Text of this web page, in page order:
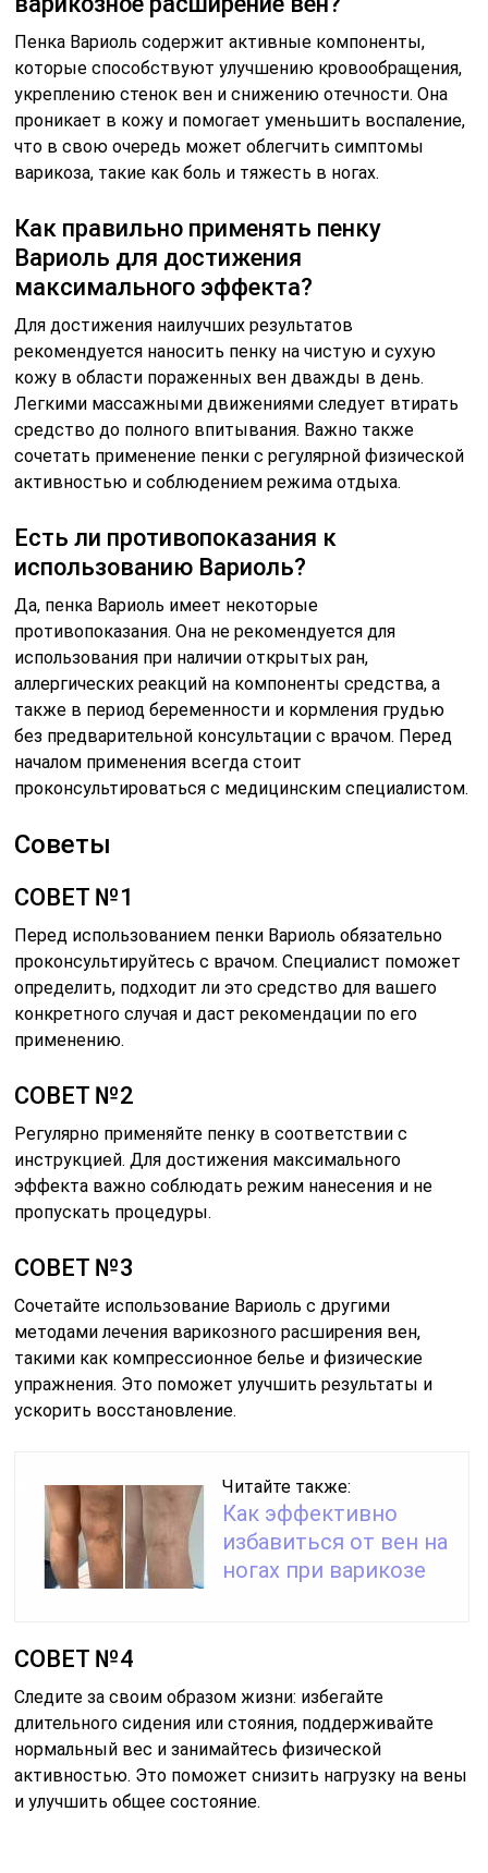
Пенка Вариоль содержит активные компоненты,
которые способствуют улучшению кровообращения,
укреплению стенок вен и снижению отечности. Она
проникает в кожу и помогает уменьшить воспаление,
что в свою очередь может облегчить симптомы
варикоза, такие как боль и тяжесть в ногах.
Как правильно применять пенку
Вариоль для достижения
максимального эффекта?
Для достижения наилучших результатов
рекомендуется наносить пенку на чистую и сухую
кожу в области пораженных вен дважды в день.
Легкими массажными движениями следует втирать
средство до полного впитывания. Важно также
сочетать применение пенки с регулярной физической
активностью и соблюдением режима отдыха.
Есть ли противопоказания к
использованию Вариоль?
Да, пенка Вариоль имеет некоторые
противопоказания. Она не рекомендуется для
использования при наличии открытых ран,
аллергических реакций на компоненты средства, а
также в период беременности и кормления грудью
без предварительной консультации с врачом. Перед
началом применения всегда стоит
проконсультироваться с медицинским специалистом.
Советы
СОВЕТ №1
Перед использованием пенки Вариоль обязательно
проконсультируйтесь с врачом. Специалист поможет
определить, подходит ли это средство для вашего
конкретного случая и даст рекомендации по его
применению.
СОВЕТ №2
Регулярно применяйте пенку в соответствии с
инструкцией. Для достижения максимального
эффекта важно соблюдать режим нанесения и не
пропускать процедуры.
СОВЕТ №3
Сочетайте использование Вариоль с другими
методами лечения варикозного расширения вен,
такими как компрессионное белье и физические
упражнения. Это поможет улучшить результаты и
ускорить восстановление.
Читайте также:
Как эффективно
избавиться от вен на
ногах при варикозе
СОВЕТ №4
Следите за своим образом жизни: избегайте
длительного сидения или стояния, поддерживайте
нормальный вес и занимайтесь физической
активностью. Это поможет снизить нагрузку на вены
и улучшить общее состояние.